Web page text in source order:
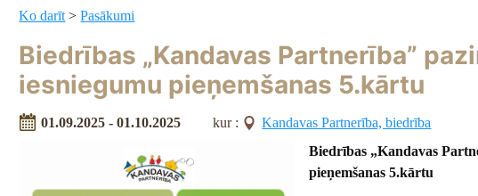
Ko darīt >Pasākumi
Biedrības „Kandavas Partnerība”
iesniegumu pieņemšanas 5.kārtu
01.09.2025 - 01.10.2025 kur :
Kandavas Partnerība, biedrība
Biedrības „Kandavas
pieņemšanas 5.kārtu